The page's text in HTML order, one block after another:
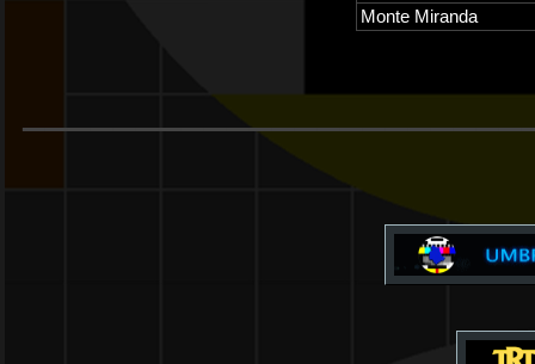
Monte Miranda